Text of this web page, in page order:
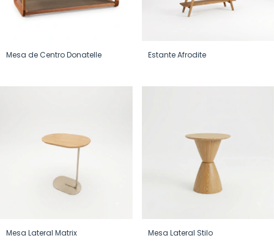
Mesa de Centro Donatelle Estante Afrodite
Mesa Lateral Matrix Mesa Lateral Stilo